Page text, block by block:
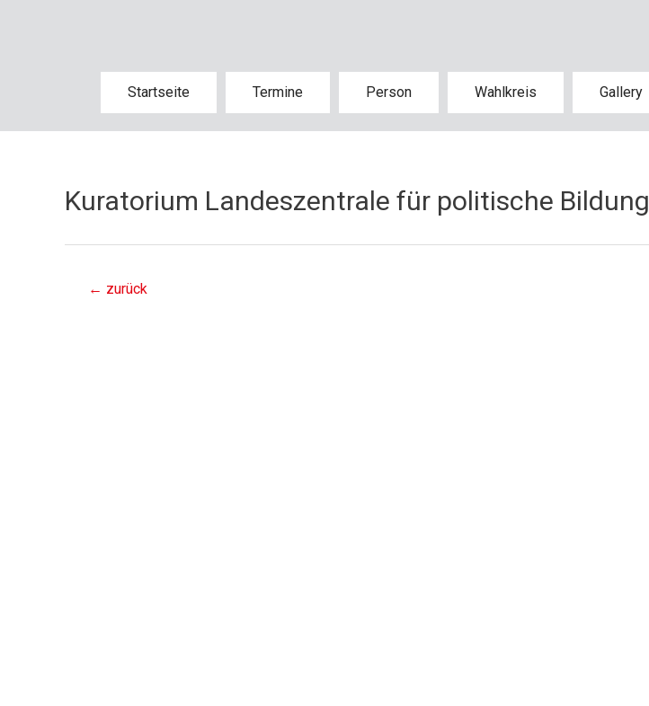
Startseite Termine Person Wahlkreis Gallery
Kuratorium Landeszentrale für politische Bildung
← zurück